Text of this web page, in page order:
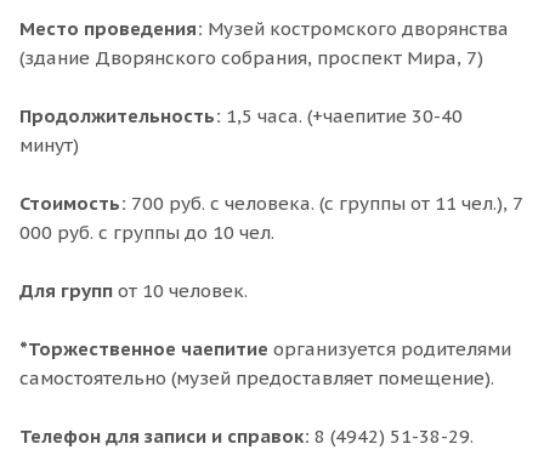
Место проведения: Музей костромского дворянства
(здание Дворянского собрания, проспект Мира, 7)
Продолжительность: 1,5 часа. (+чаепитие 30-40
минут)
Стоимость: 700 руб. с человека. (с группы от 11 чел.), 7
000 руб. с группы до 10 чел.
Для групп от 10 человек.
*Торжественное чаепитие организуется родителями
самостоятельно (музей предоставляет помещение).
Телефон для записи и справок: 8 (4942) 51-38-29.